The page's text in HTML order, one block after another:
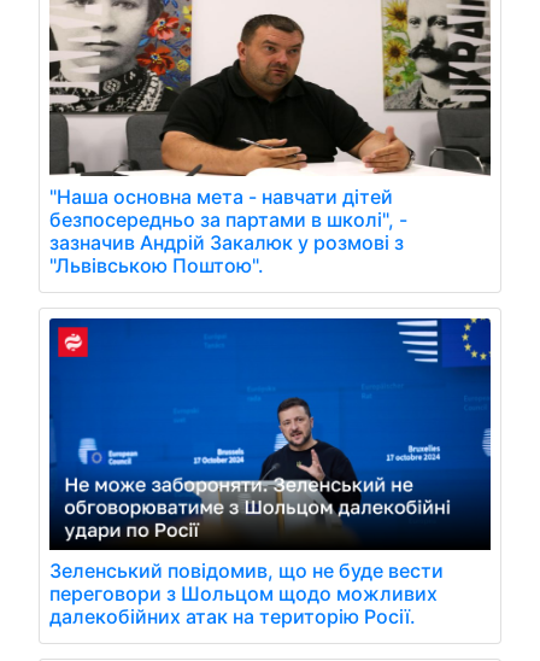
"Наша основна мета - навчати дітей
безпосередньо за партами в школі", -
зазначив Андрій Закалюк у розмові з
"Львівською Поштою".
Зеленський повідомив, що не буде вести
переговори з Шольцом щодо можливих
далекобійних атак на територію Росії.